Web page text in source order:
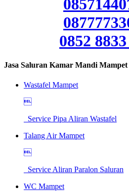
0852
Jasa Saluran Kamar Mandi
Wastafel Mampet

Service Pipa Aliran Wastafel
Talang Air Mampet

Service Aliran Paralon Saluran
WC Mampet